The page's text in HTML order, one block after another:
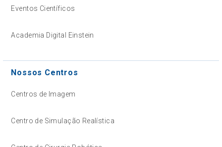
Eventos Científicos
Academia Digital Einstein
Nossos Centros
Centros de Imagem
Centro de Simulação Realística